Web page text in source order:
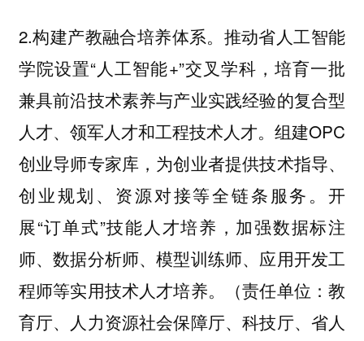
2.构建产教融合培养体系。推动省人工智能
学院设置“人工智能+”交叉学科，培育一批
兼具前沿技术素养与产业实践经验的复合型
人才、领军人才和工程技术人才。组建OPC
创业导师专家库，为创业者提供技术指导、
创业规划、资源对接等全链条服务。开
展“订单式”技能人才培养，加强数据标注
师、数据分析师、模型训练师、应用开发工
程师等实用技术人才培养。（责任单位：教
育厅、人力资源社会保障厅、科技厅、省人